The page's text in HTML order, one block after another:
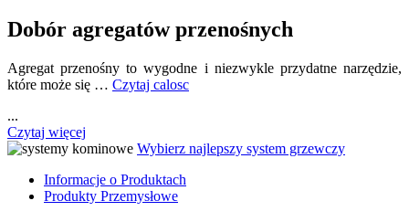
Dobór agregatów przenośnych
Agregat przenośny to wygodne i niezwykle przydatne narzędzie,
które może się … Czytaj calosc
...
Czytaj więcej
Wybierz najlepszy system grzewczy
Informacje o Produktach
Produkty Przemysłowe